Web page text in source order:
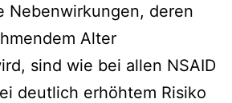
Nebenwirkungen, deren
Alter
sind wie bei allen NSAID
deutlich erhöhtem Risiko